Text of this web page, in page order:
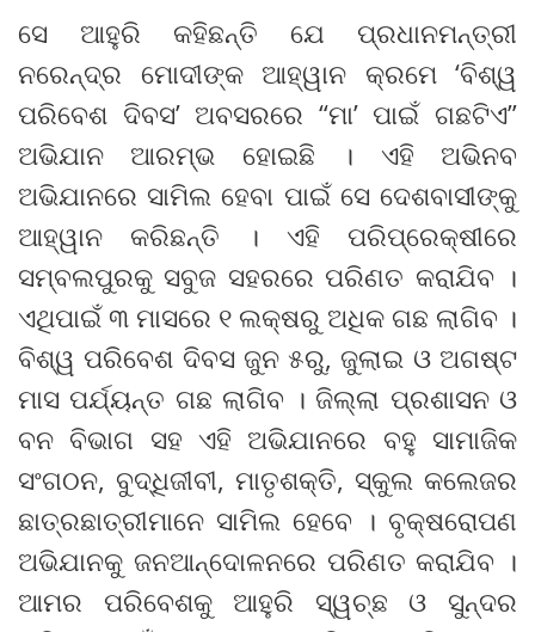
ସେ ଆହୁରି କହିଛନ୍ତି ଯେ ପ୍ରଧାନମନ୍ତ୍ରୀ
ନରେନ୍ଦ୍ର ମୋଦୀଙ୍କ ଆହ୍ୱାନ କ୍ରମେ ‘ବିଶ୍ୱ
ପରିବେଶ ଦିବସ’ ଅବସରରେ “ମା’ ପାଇଁ ଗଛଟିଏ”
ଅଭିଯାନ ଆରମ୍ଭ ହୋଇଛି । ଏହି ଅଭିନବ
ଅଭିଯାନରେ ସାମିଲ ହେବା ପାଇଁ ସେ ଦେଶବାସୀଙ୍କୁ
ଆହ୍ୱାନ କରିଛନ୍ତି । ଏହି ପରିପ୍ରେକ୍ଷୀରେ
ସମ୍ବଲପୁରକୁ ସବୁଜ ସହରରେ ପରିଣତ କରାଯିବ ।
ଏଥିପାଇଁ ୩ ମାସରେ ୧ ଲକ୍ଷରୁ ଅଧିକ ଗଛ ଲାଗିବ ।
ବିଶ୍ୱ ପରିବେଶ ଦିବସ ଜୁନ ୫ରୁ, ଜୁଲାଇ ଓ ଅଗଷ୍ଟ
ମାସ ପର୍ଯ୍ୟନ୍ତ ଗଛ ଲାଗିବ । ଜିଲ୍ଲା ପ୍ରଶାସନ ଓ
ବନ ବିଭାଗ ସହ ଏହି ଅଭିଯାନରେ ବହୁ ସାମାଜିକ
ସଂଗଠନ, ବୁଦ୍ଧିଜୀବୀ, ମାତୃଶକ୍ତି, ସ୍କୁଲ କଲେଜର
ଛାତ୍ରଛାତ୍ରୀମାନେ ସାମିଲ ହେବେ । ବୃକ୍ଷରୋପଣ
ଅଭିଯାନକୁ ଜନଆନ୍ଦୋଳନରେ ପରିଣତ କରାଯିବ ।
ଆମର ପରିବେଶକୁ ଆହୁରି ସ୍ୱଚ୍ଛ ଓ ସୁନ୍ଦର